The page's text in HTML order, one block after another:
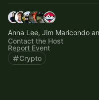
Anna Lee, Jim Maricondo
Contact the Host
Report Event
Crypto